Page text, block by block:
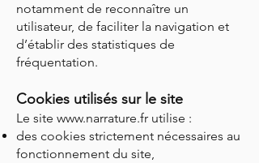
notamment de reconnaître un
utilisateur, de faciliter la navigation et
d’établir des statistiques de
fréquentation.
Cookies utilisés sur le site
Le site www.narrature.fr utilise :
des cookies strictement nécessaires au
fonctionnement du site,